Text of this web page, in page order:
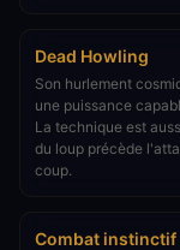
Dead Howling
Son hurlement
une puissance
La technique est
du loup précède
coup.
Combat instinctif